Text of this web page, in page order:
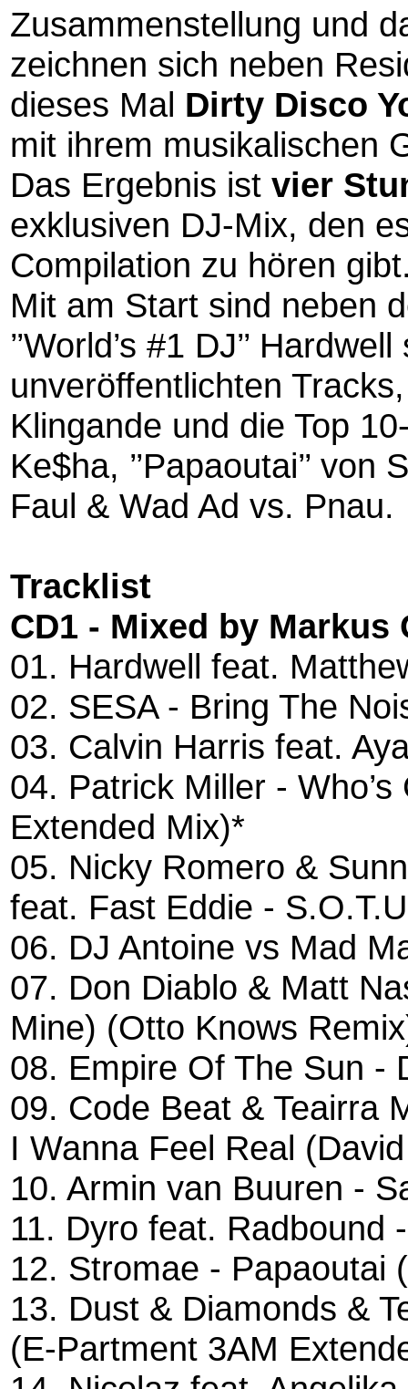
Zusammenstellung und
zeichnen sich neben
dieses Mal Dirty Disco
mit ihrem musikalischen
Das Ergebnis ist vier
exklusiven DJ-Mix, den
Compilation zu hören
Mit am Start sind neben
’’World’s #1 DJ’’
unveröffentlichten Tracks,
Klingande und die Top
Ke$ha, ’’Papaoutai’’ von
Faul & Wad Ad vs. Pnau.
Tracklist
CD1 - Mixed by Markus
01. Hardwell feat.
02. SESA - Bring The
03. Calvin Harris feat.
04. Patrick Miller -
Extended Mix)*
05. Nicky Romero &
feat. Fast Eddie -
06. DJ Antoine vs Mad
07. Don Diablo & Matt
Mine) (Otto Knows
08. Empire Of The Sun -
09. Code Beat & Teairra
I Wanna Feel Real
10. Armin van Buuren -
11. Dyro feat. Radbound
12. Stromae - Papaoutai
13. Dust & Diamonds &
(E-Partment 3AM